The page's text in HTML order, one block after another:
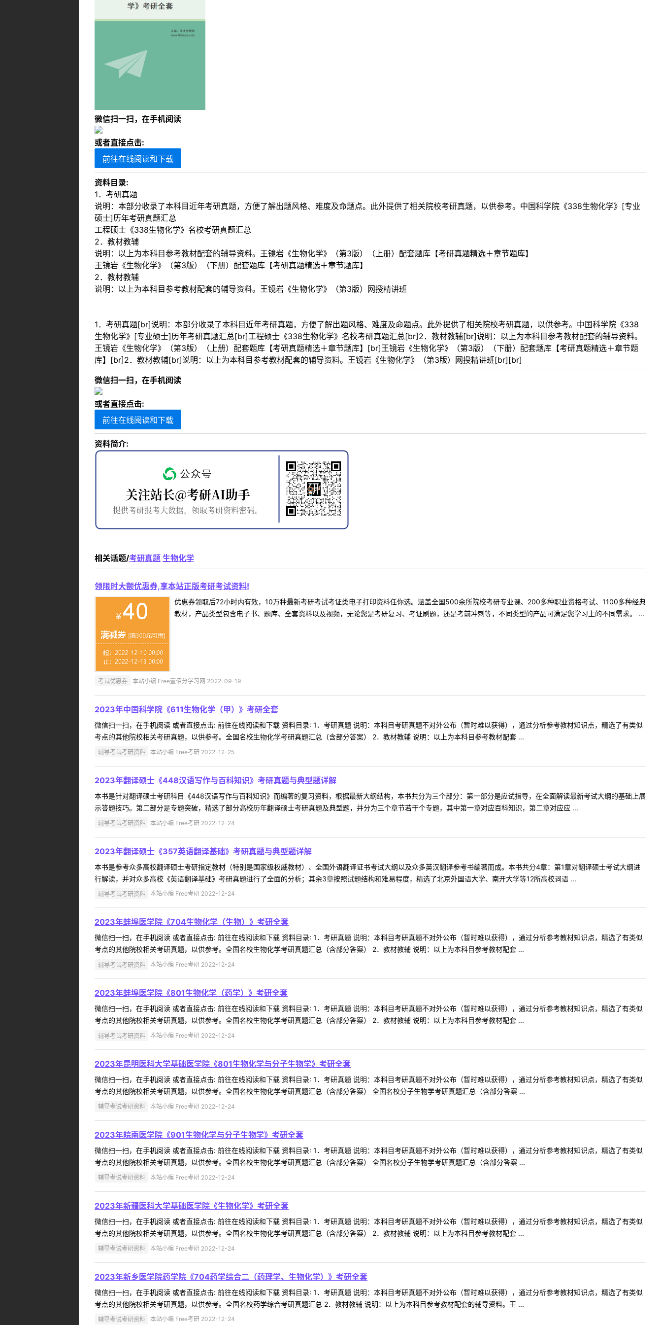
微信扫一扫，在手机阅读
或者直接点击:
前往在线阅读和下载
资料目录:
1．考研真题
说明：本部分收录了本科目近年考研真题，方便了解出题风格、难度及命题点。此外提供了相关院校考研真题，以供参考。中国科学院《338生物化学》[专业
硕士]历年考研真题汇总
工程硕士《338生物化学》名校考研真题汇总
2．教材教辅
说明：以上为本科目参考教材配套的辅导资料。王镜岩《生物化学》（第3版）（上册）配套题库【考研真题精选＋章节题库】
王镜岩《生物化学》（第3版）（下册）配套题库【考研真题精选＋章节题库】
2．教材教辅
说明：以上为本科目参考教材配套的辅导资料。王镜岩《生物化学》（第3版）网授精讲班
1．考研真题[br]说明：本部分收录了本科目近年考研真题，方便了解出题风格、难度及命题点。此外提供了相关院校考研真题，以供参考。中国科学院《338
生物化学》[专业硕士]历年考研真题汇总[br]工程硕士《338生物化学》名校考研真题汇总[br]2．教材教辅[br]说明：以上为本科目参考教材配套的辅导资料。
王镜岩《生物化学》（第3版）（上册）配套题库【考研真题精选＋章节题库】[br]王镜岩《生物化学》（第3版）（下册）配套题库【考研真题精选＋章节题
库】[br]2．教材教辅[br]说明：以上为本科目参考教材配套的辅导资料。王镜岩《生物化学》（第3版）网授精讲班[br][br]
微信扫一扫，在手机阅读
或者直接点击:
前往在线阅读和下载
资料简介:
相关话题/考研真题 生物化学
领限时大额优惠券,享本站正版考研考试资料!
优惠券领取后72小时内有效，10万种最新考研考试考证类电子打印资料任你选。涵盖全国500余所院校考研专业课、200多种职业资格考试、1100多种经典
教材，产品类型包含电子书、题库、全套资料以及视频，无论您是考研复习、考证刷题，还是考前冲刺等，不同类型的产品可满足您学习上的不同需求。 ...
考试优惠券 本站小编 Free壹佰分学习网 2022-09-19
2023年中国科学院《611生物化学（甲）》考研全套
微信扫一扫，在手机阅读 或者直接点击: 前往在线阅读和下载 资料目录: 1．考研真题 说明：本科目考研真题不对外公布（暂时难以获得），通过分析参考教材知识点，精选了有类似
考点的其他院校相关考研真题，以供参考。全国名校生物化学考研真题汇总（含部分答案） 2．教材教辅 说明：以上为本科目参考教材配套 ...
辅导考试考研资料 本站小编 Free考研 2022-12-25
2023年翻译硕士《448汉语写作与百科知识》考研真题与典型题详解
本书是针对翻译硕士考研科目《448汉语写作与百科知识》而编著的复习资料，根据最新大纲结构，本书共分为三个部分：第一部分是应试指导，在全面解读最新考试大纲的基础上展
示答题技巧。第二部分是专题突破，精选了部分高校历年翻译硕士考研真题及典型题，并分为三个章节若干个专题，其中第一章对应百科知识，第二章对应应 ...
辅导考试考研资料 本站小编 Free考研 2022-12-24
2023年翻译硕士《357英语翻译基础》考研真题与典型题详解
本书是参考众多高校翻译硕士考研指定教材（特别是国家级权威教材）、全国外语翻译证书考试大纲以及众多英汉翻译参考书编著而成。本书共分4章：第1章对翻译硕士考试大纲进
行解读，并对众多高校《英语翻译基础》考研真题进行了全面的分析；其余3章按照试题结构和难易程度，精选了北京外国语大学、南开大学等12所高校词语 ...
辅导考试考研资料 本站小编 Free考研 2022-12-24
2023年蚌埠医学院《704生物化学（生物）》考研全套
微信扫一扫，在手机阅读 或者直接点击: 前往在线阅读和下载 资料目录: 1．考研真题 说明：本科目考研真题不对外公布（暂时难以获得），通过分析参考教材知识点，精选了有类似
考点的其他院校相关考研真题，以供参考。全国名校生物化学考研真题汇总（含部分答案） 2．教材教辅 说明：以上为本科目参考教材配套 ...
辅导考试考研资料 本站小编 Free考研 2022-12-24
2023年蚌埠医学院《801生物化学（药学）》考研全套
微信扫一扫，在手机阅读 或者直接点击: 前往在线阅读和下载 资料目录: 1．考研真题 说明：本科目考研真题不对外公布（暂时难以获得），通过分析参考教材知识点，精选了有类似
考点的其他院校相关考研真题，以供参考。全国名校生物化学考研真题汇总（含部分答案） 2．教材教辅 说明：以上为本科目参考教材配套 ...
辅导考试考研资料 本站小编 Free考研 2022-12-24
2023年昆明医科大学基础医学院《801生物化学与分子生物学》考研全套
微信扫一扫，在手机阅读 或者直接点击: 前往在线阅读和下载 资料目录: 1．考研真题 说明：本科目考研真题不对外公布（暂时难以获得），通过分析参考教材知识点，精选了有类似
考点的其他院校相关考研真题，以供参考。全国名校生物化学考研真题汇总（含部分答案） 全国名校分子生物学考研真题汇总（含部分答案 ...
辅导考试考研资料 本站小编 Free考研 2022-12-24
2023年皖南医学院《901生物化学与分子生物学》考研全套
微信扫一扫，在手机阅读 或者直接点击: 前往在线阅读和下载 资料目录: 1．考研真题 说明：本科目考研真题不对外公布（暂时难以获得），通过分析参考教材知识点，精选了有类似
考点的其他院校相关考研真题，以供参考。全国名校生物化学考研真题汇总（含部分答案） 全国名校分子生物学考研真题汇总（含部分答案 ...
辅导考试考研资料 本站小编 Free考研 2022-12-24
2023年新疆医科大学基础医学院《生物化学》考研全套
微信扫一扫，在手机阅读 或者直接点击: 前往在线阅读和下载 资料目录: 1．考研真题 说明：本科目考研真题不对外公布（暂时难以获得），通过分析参考教材知识点，精选了有类似
考点的其他院校相关考研真题，以供参考。全国名校生物化学考研真题汇总（含部分答案） 2．教材教辅 说明：以上为本科目参考教材配套 ...
辅导考试考研资料 本站小编 Free考研 2022-12-24
2023年新乡医学院药学院《704药学综合二（药理学、生物化学）》考研全套
微信扫一扫，在手机阅读 或者直接点击: 前往在线阅读和下载 资料目录: 1．考研真题 说明：本科目考研真题不对外公布（暂时难以获得），通过分析参考教材知识点，精选了有类似
考点的其他院校相关考研真题，以供参考。全国名校药学综合考研真题汇总 2．教材教辅 说明：以上为本科目参考教材配套的辅导资料。王 ...
辅导考试考研资料 本站小编 Free考研 2022-12-24